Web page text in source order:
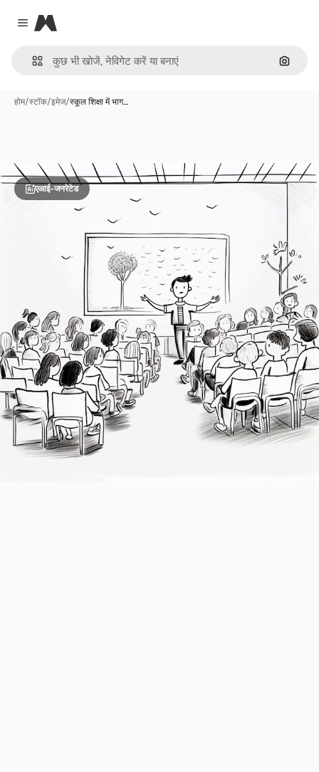
Close menu
Magnific
इमेज से
होम/स्टॉक/इमेज/स्कूल शिक्षा में भाग…
एआई-जनरेटेड